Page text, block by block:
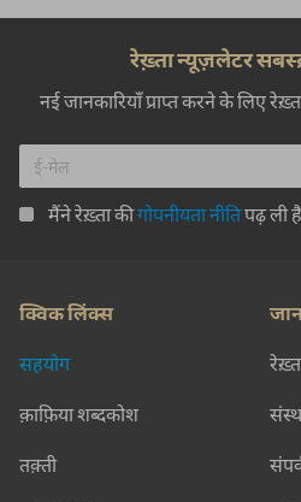
रेख़्ता न्यूज़लेटर
नई जानकारियाँ प्राप्त करने के लिए
मैंने रेख़्ता कीगोपनीयता नीतिपढ़ ली
क्विक लिंक्स
सहयोग
क़ाफ़िया शब्दकोश
तक़्ती